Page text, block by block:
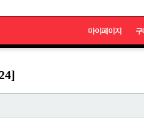
마이페이지 구